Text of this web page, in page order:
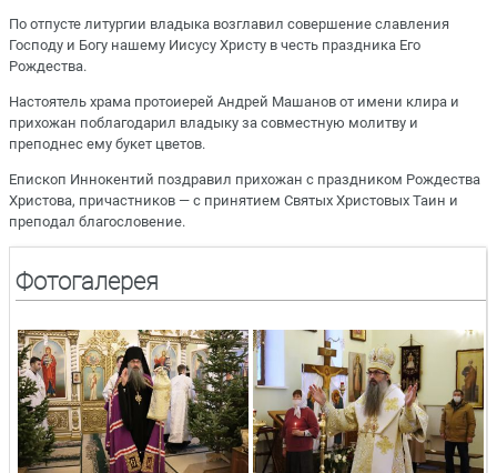
По отпусте литургии владыка возглавил совершение славления
Господу и Богу нашему Иисусу Христу в честь праздника Его
Рождества.
Настоятель храма протоиерей Андрей Машанов от имени клира и
прихожан поблагодарил владыку за совместную молитву и
преподнес ему букет цветов.
Епископ Иннокентий поздравил прихожан с праздником Рождества
Христова, причастников — с принятием Святых Христовых Таин и
преподал благословение.
Фотогалерея